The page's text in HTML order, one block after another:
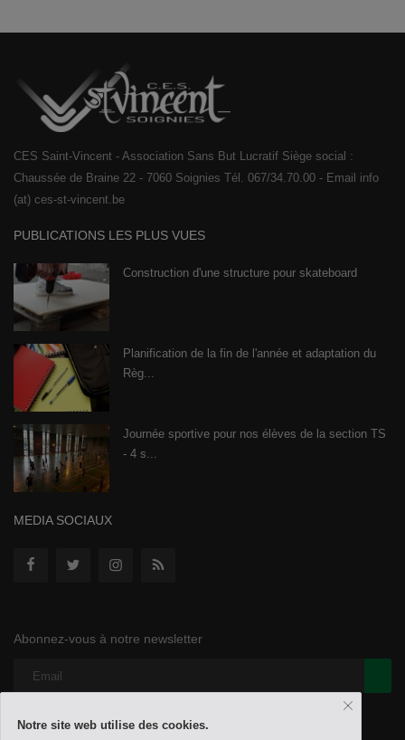
CES Saint-Vincent - Association Sans But Lucratif Siège social :
Chaussée de Braine 22 - 7060 Soignies Tél. 067/34.70.00 - Email info
(at) ces-st-vincent.be
PUBLICATIONS LES PLUS VUES
Construction d'une structure pour skateboard
Planification de la fin de l'année et adaptation du
Règ...
Journée sportive pour nos élèves de la section TS
- 4 s...
MEDIA SOCIAUX
Abonnez-vous à notre newsletter
Notre site web utilise des cookies.